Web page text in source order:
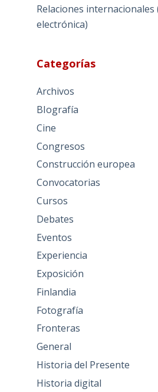
Relaciones internacionales
electrónica)
Categorías
Archivos
BIografía
Cine
Congresos
Construcción europea
Convocatorias
Cursos
Debates
Eventos
Experiencia
Exposición
Finlandia
Fotografía
Fronteras
General
Historia del Presente
Historia digital